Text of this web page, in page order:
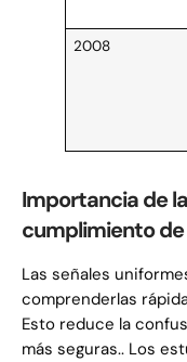
2008
Importancia de
cumplimiento de
Las señales
comprenderlas
Esto reduce la
más seguras.. Los